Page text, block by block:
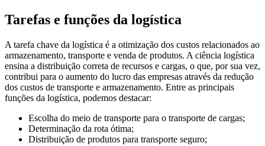
Tarefas e funções da logística
A tarefa chave da logística é a otimização dos custos relacionados ao
armazenamento, transporte e venda de produtos. A ciência logística
ensina a distribuição correta de recursos e cargas, o que, por sua vez,
contribui para o aumento do lucro das empresas através da redução
dos custos de transporte e armazenamento. Entre as principais
funções da logística, podemos destacar:
Escolha do meio de transporte para o transporte de cargas;
Determinação da rota ótima;
Distribuição de produtos para transporte seguro;